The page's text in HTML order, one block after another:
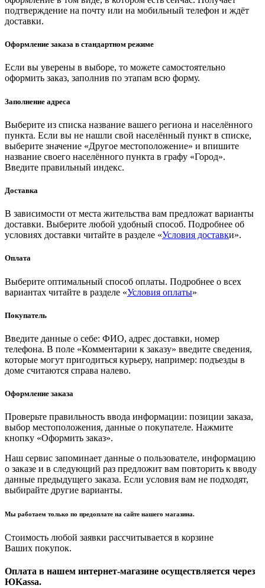
подтверждение на почту или на мобильный телефон и ждёт
доставки.
Оформление заказа в стандартном режиме
Если вы уверены в выборе, то можете самостоятельно
оформить заказ, заполнив по этапам всю форму.
Заполнение адреса
Выберите из списка название вашего региона и населённого
пункта. Если вы не нашли свой населённый пункт в списке,
выберите значение «Другое местоположение» и впишите
название своего населённого пункта в графу «Город».
Введите правильный индекс.
Доставка
В зависимости от места жительства вам предложат варианты
доставки. Выберите любой удобный способ. Подробнее об
условиях доставки читайте в разделе «Условия доставки».
Оплата
Выберите оптимальный способ оплаты. Подробнее о всех
вариантах читайте в разделе «Условия оплаты»
Покупатель
Введите данные о себе: ФИО, адрес доставки, номер
телефона. В поле «Комментарии к заказу» введите сведения,
которые могут пригодиться курьеру, например: подъезды в
доме считаются справа налево.
Оформление заказа
Проверьте правильность ввода информации: позиции заказа,
выбор местоположения, данные о покупателе. Нажмите
кнопку «Оформить заказ».
Наш сервис запоминает данные о пользователе, информацию
о заказе и в следующий раз предложит вам повторить к вводу
данные предыдущего заказа. Если условия вам не подходят,
выбирайте другие варианты.
Мы работаем только по предоплате на сайте нашего магазина.
Стоимость любой заявки рассчитывается в корзине
Ваших покупок.
Оплата в нашем интернет-магазине осуществляется через
ЮKassa.